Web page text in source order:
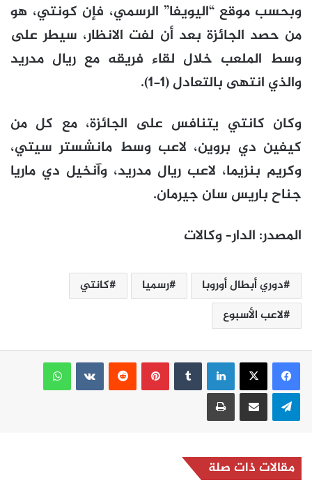
وبحسب موقع “اليويفا” الرسمي، فإن كونتي، هو
من حصد الجائزة بعد أن لفت الانظار، سيطر على
وسط الملعب خلال لقاء فريقه مع ريال مدريد
والذي انتهى بالتعادل (1-1).
وكان كانتي يتنافس على الجائزة، مع كل من
كيفين دي بروين، لاعب وسط مانشستر سيتي،
وكريم بنزيما، لاعب ريال مدريد، وآنخيل دي ماريا
جناح باريس سان جيرمان.
المصدر: الدار–وكالات
دوري أبطال أوروبا رسميا
كانتي
لاعب الأسبوع
لينكدإن بينتيريست
واتساب
تيلقرام مشاركة عبر البريد طباعة
مقالات ذات صلة